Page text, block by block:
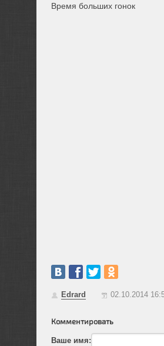
Время больших гонок
Edrard 02.10.2014
Комментировать
Ваше имя: